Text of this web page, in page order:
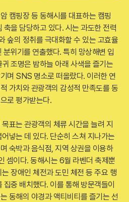
캠핑장 등 동해시를 대표하는 캠핑
축을 담당하고 있다. 시는 과도한 전력
숲의 정취를 극대화할 수 있는 고효율
위기를 연출했다. 특히 망상해변 입
조명은 밤하늘 아래 사색을 즐기는
며 SNS 명소로 떠올랐다. 이러한 연
가치와 관광객의 감성적 만족도를 동
로 평가받는다.
표는 관광객의 체류 시간을 늘려 지
넣는 데 있다. 단순히 스쳐 지나가는
숙박과 음식점, 지역 상권을 이용하
셈이다. 동해시는 6월 라벤더 축제뿐
장애인 체전과 도민 체전 등 주요 행
중 배치했다. 이를 통해 방문객들이
동해의 야경과 액티비티를 즐기는 선